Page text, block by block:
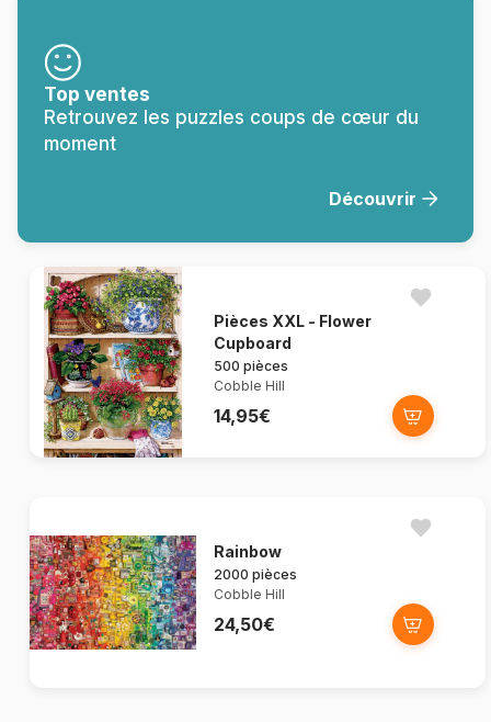
Top ventes
Retrouvez les puzzles coups de cœur du
moment
Découvrir
Pièces XXL - Flower
Cupboard
500 pièces
Cobble Hill
14,95€
Rainbow
2000 pièces
Cobble Hill
24,50€